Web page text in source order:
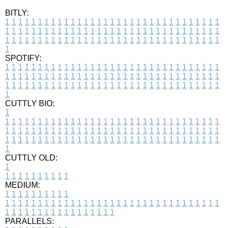
BITLY:
1 1 1 1 1 1 1 1 1 1 1 1 1 1 1 1 1 1 1 1 1 1 1 1 1 1 1 1 1 1 1 1 1
1 1 1 1 1 1 1 1 1 1 1 1 1 1 1 1 1 1 1 1 1 1 1 1 1 1 1 1 1 1 1 1 1
1 1 1 1 1 1 1 1 1 1 1 1 1 1 1 1 1 1 1 1 1 1 1 1 1 1 1 1 1 1 1 1 1
1
SPOTIFY:
1 1 1 1 1 1 1 1 1 1 1 1 1 1 1 1 1 1 1 1 1 1 1 1 1 1 1 1 1 1 1 1 1
1 1 1 1 1 1 1 1 1 1 1 1 1 1 1 1 1 1 1 1 1 1 1 1 1 1 1 1 1 1 1 1 1
1 1 1 1 1 1 1 1 1 1 1 1 1 1 1 1 1 1 1 1 1 1 1 1 1 1 1 1 1 1 1 1 1
1
CUTTLY BIO:
1
1 1 1 1 1 1 1 1 1 1 1 1 1 1 1 1 1 1 1 1 1 1 1 1 1 1 1 1 1 1 1 1 1
1 1 1 1 1 1 1 1 1 1 1 1 1 1 1 1 1 1 1 1 1 1 1 1 1 1 1 1 1 1 1 1 1
1 1 1 1 1 1 1 1 1 1 1 1 1 1 1 1 1 1 1 1 1 1 1 1 1 1 1 1 1 1 1 1 1
1
CUTTLY OLD:
1
1 1 1 1 1 1 1 1 1 1
MEDIUM:
1 1 1 1 1 1 1 1 1 1
1 1 1 1 1 1 1 1 1 1 1 1 1 1 1 1 1 1 1 1 1 1 1 1 1 1 1 1 1 1 1 1 1
1 1 1 1 1 1 1 1 1 1 1 1 1 1 1 1 1
PARALLELS: